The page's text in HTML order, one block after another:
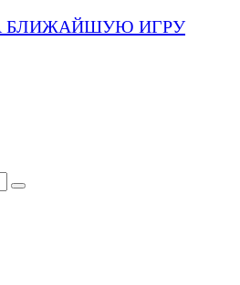
БЛИЖАЙШУЮ ИГРУ